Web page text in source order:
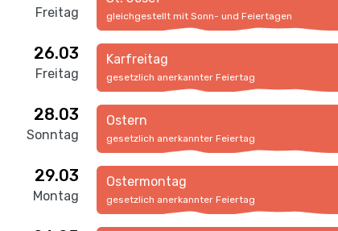
Freitag gleichgestellt mit Sonn- und Feiertagen
26.03
Freitag
Karfreitag
gesetzlich anerkannter Feiertag
28.03
Sonntag
Ostern
gesetzlich anerkannter Feiertag
29.03
Montag
Ostermontag
gesetzlich anerkannter Feiertag